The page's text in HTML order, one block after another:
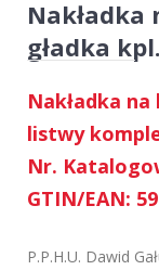
Nakładka
gładka kpl.
Nakładka
listwy
Nr.
GTIN/EAN:
P.P.H.U. Dawid